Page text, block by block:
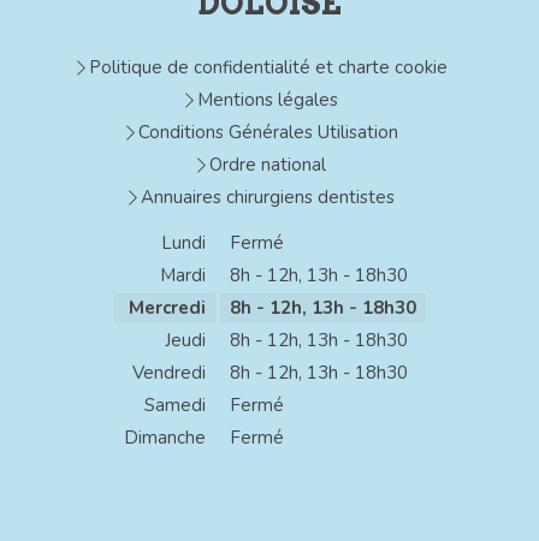
Politique de confidentialité et charte cookie
Mentions légales
Conditions Générales Utilisation
Ordre national
Annuaires chirurgiens dentistes
Lundi
Fermé
Mardi
8h - 12h, 13h - 18h30
Mercredi
8h - 12h, 13h - 18h30
Jeudi
8h - 12h, 13h - 18h30
Vendredi
8h - 12h, 13h - 18h30
Samedi
Fermé
Dimanche
Fermé